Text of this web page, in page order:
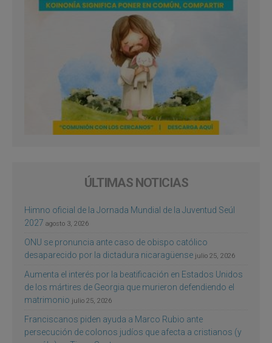
ÚLTIMAS NOTICIAS
Himno oficial de la Jornada Mundial de la Juventud Seúl
2027 agosto 3, 2026
ONU se pronuncia ante caso de obispo católico
desaparecido por la dictadura nicaragüense julio 25, 2026
Aumenta el interés por la beatificación en Estados Unidos
de los mártires de Georgia que murieron defendiendo el
matrimonio julio 25, 2026
Franciscanos piden ayuda a Marco Rubio ante
persecución de colonos judíos que afecta a cristianos (y